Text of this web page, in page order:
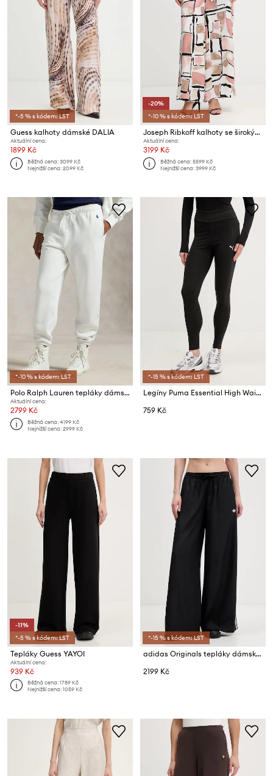
*-5 % s kódem: LST
Guess kalhoty dámské DALIA
Aktuální cena:
1899 Kč
Běžná cena:3099 Kč
Nejnižší cena:2099 Kč
-20%
*-10 % s kódem: LST
Joseph Ribkoff kalhoty se širokými nohavicemi dámské
Aktuální cena:
3199 Kč
Běžná cena:5599 Kč
Nejnižší cena:3999 Kč
*-10 % s kódem: LST
Polo Ralph Lauren tepláky dámské
Aktuální cena:
2799 Kč
Běžná cena:4199 Kč
Nejnižší cena:2999 Kč
*-15 % s kódem: LST
Legíny Puma Essential High Waist
759 Kč
-11%
*-5 % s kódem: LST
Tepláky Guess YAYOI
Aktuální cena:
939 Kč
Běžná cena:1789 Kč
Nejnižší cena:1059 Kč
*-15 % s kódem: LST
adidas Originals tepláky dámské Firebird
2199 Kč